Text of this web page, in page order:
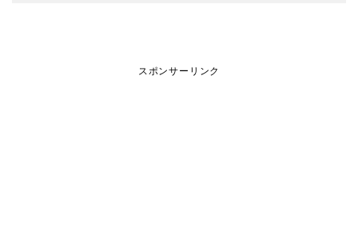
スポンサーリンク